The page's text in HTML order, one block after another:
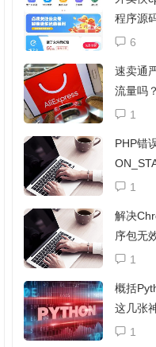
程序源
和流量
6
速卖通
流量吗
权？1
PHP错
1
解决
序包无
NVALID”
1
概括
这几张
下 1